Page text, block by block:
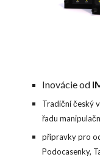
Inovácie od
Tradiční český
řadu
přípravky pro
Podocasenky,